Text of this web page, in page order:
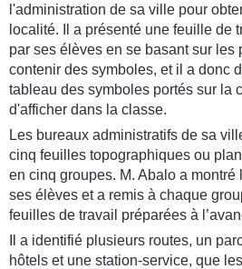
l'administration de sa ville pour
localité. Il a présenté une feuille de
par ses élèves en se basant sur les
contenir des symboles, et il a donc
tableau des symboles portés sur la
d'afficher dans la classe.
Les bureaux administratifs de sa
cinq feuilles topographiques ou
en cinq groupes. M. Abalo a montré
ses élèves et a remis à chaque
feuilles de travail préparées à
Il a identifié plusieurs routes, un
hôtels et une station-service, que